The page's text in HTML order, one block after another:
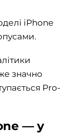
iPhone
значно
Pro-
— у